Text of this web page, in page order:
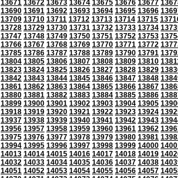
13671 13672 13673 13674 13675 13676 13677
13690 13691 13692 13693 13694 13695 13696
13709 13710 13711 13712 13713 13714 13715
13728 13729 13730 13731 13732 13733 13734
13747 13748 13749 13750 13751 13752 13753
13766 13767 13768 13769 13770 13771 13772
13785 13786 13787 13788 13789 13790 13791
13804 13805 13806 13807 13808 13809 13810
13823 13824 13825 13826 13827 13828 13829
13842 13843 13844 13845 13846 13847 13848
13861 13862 13863 13864 13865 13866 13867
13880 13881 13882 13883 13884 13885 13886
13899 13900 13901 13902 13903 13904 13905
13918 13919 13920 13921 13922 13923 13924
13937 13938 13939 13940 13941 13942 13943
13956 13957 13958 13959 13960 13961 13962
13975 13976 13977 13978 13979 13980 13981
13994 13995 13996 13997 13998 13999 14000
14013 14014 14015 14016 14017 14018 14019
14032 14033 14034 14035 14036 14037 14038
14051 14052 14053 14054 14055 14056 14057